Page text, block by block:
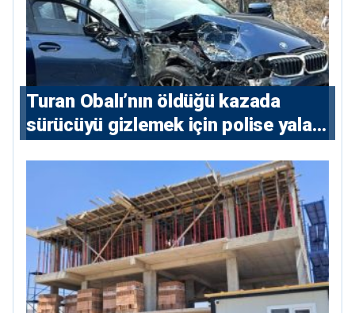
Turan Obalı’nın öldüğü kazada
sürücüyü gizlemek için polise yalan